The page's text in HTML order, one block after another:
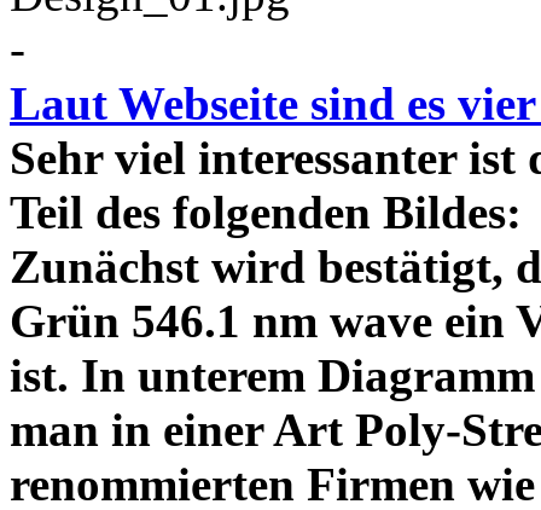
-
Laut Webseite sind es
Sehr viel interessanter
Teil des folgenden
Zunächst wird bestätigt,
Grün 546.1 nm wave ein
ist. In unterem
man in einer Art Poly-
renommierten Firmen